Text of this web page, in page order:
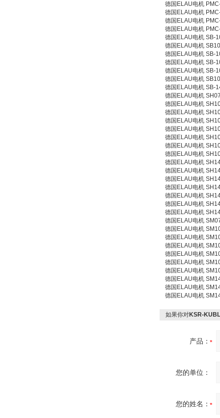
德国ELAU电机
德国ELAU电机
德国ELAU电机
德国ELAU电机
德国ELAU电机
德国ELAU电机
德国ELAU电机
德国ELAU电机
德国ELAU电机
德国ELAU电机
德国ELAU电机
德国ELAU电机
德国ELAU电机
德国ELAU电机
德国ELAU电机
德国ELAU电机
德国ELAU电机
德国ELAU电机
德国ELAU电机
德国ELAU电机
德国ELAU电机
德国ELAU电机
德国ELAU电机
德国ELAU电机
德国ELAU电机
德国ELAU电机
德国ELAU电机
德国ELAU电机
德国ELAU电机
德国ELAU电机
德国ELAU电机
德国ELAU电机
德国ELAU电机
德国ELAU电机
德国ELAU电机
德国ELAU电机
如果你对KSR-
产品：
您的单位：
您的姓名：